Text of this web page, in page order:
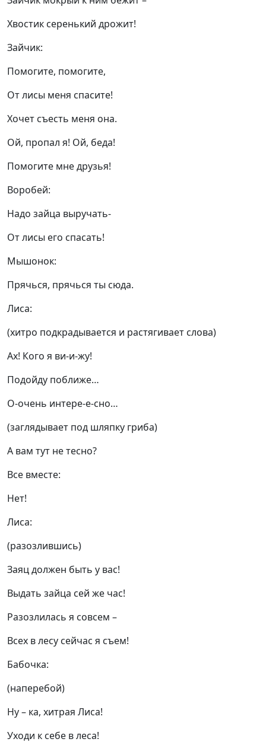
Хвостик серенький дрожит!
Зайчик:
Помогите, помогите,
От лисы меня спасите!
Хочет съесть меня она.
Ой, пропал я! Ой, беда!
Помогите мне друзья!
Воробей:
Надо зайца выручать-
От лисы его спасать!
Мышонок:
Прячься, прячься ты сюда.
Лиса:
(хитро подкрадывается и растягивает слова)
Ах! Кого я ви-и-жу!
Подойду поближе…
О-очень интере-е-сно…
(заглядывает под шляпку гриба)
А вам тут не тесно?
Все вместе:
Нет!
Лиса:
(разозлившись)
Заяц должен быть у вас!
Выдать зайца сей же час!
Разозлилась я совсем –
Всех в лесу сейчас я съем!
Бабочка:
(наперебой)
Ну – ка, хитрая Лиса!
Уходи к себе в леса!